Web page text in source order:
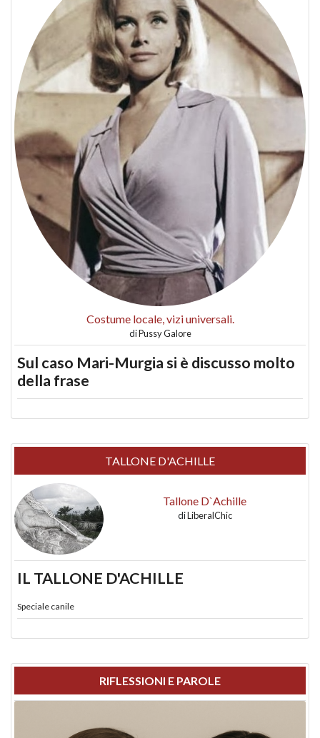
Costume locale, vizi universali.
diPussy Galore
Sul caso Mari-Murgia si è discusso molto
della frase
TALLONE D'ACHILLE
Tallone D`Achille
diLiberalChic
IL TALLONE D'ACHILLE
Speciale canile
RIFLESSIONI E PAROLE